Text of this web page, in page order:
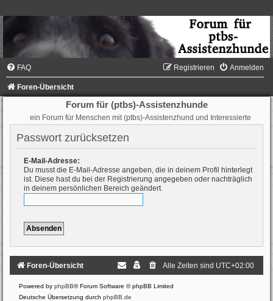
FAQ Anmelden
Registrieren
Foren-Übersicht
Forum für (ptbs)-Assistenzhunde
ein Forum für Menschen mit (ptbs)-Assistenzhund und Interessierte
Passwort zurücksetzen
E-Mail-Adresse:
Du musst die E-Mail-Adresse angeben, die in deinem Profil hinterlegt
ist. Diese hast du bei der Registrierung angegeben oder nachträglich
in deinem persönlichen Bereich geändert.
Foren-Übersicht Alle Zeiten sind UTC+02:00
Powered by phpBB® Forum Software © phpBB Limited
Deutsche Übersetzung durch phpBB.de